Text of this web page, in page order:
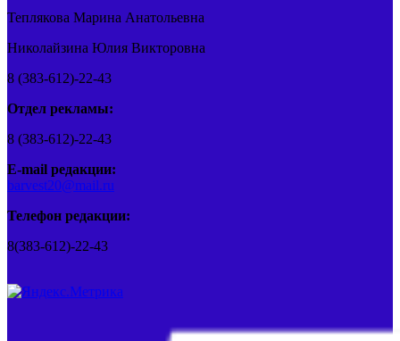
Теплякова Марина Анатольевна
Николайзина Юлия Викторовна
8 (383-612)-22-43
Отдел рекламы:
8 (383-612)-22-43
E-mail редакции:
barvest20@mail.ru
Телефон редакции:
8(383-612)-22-43